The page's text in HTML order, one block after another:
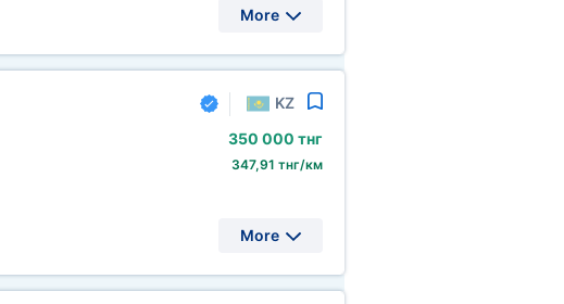
More
KZ
350 000 тнг
347,91 тнг/км
More